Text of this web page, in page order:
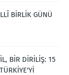
BİRLİK GÜNÜ
BİR DİRİLİŞ: 15